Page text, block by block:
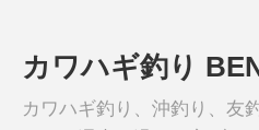
カワハギ釣り
カワハギ釣り、沖釣り、友